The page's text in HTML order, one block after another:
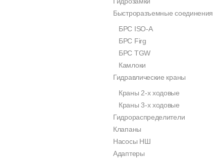
Быстроразъемные соединения
БРС ISO-A
БРС Firg
БРС TGW
Камлоки
Гидравлические краны
Краны 2-х ходовые
Краны 3-х ходовые
Гидрораспределители
Клапаны
Насосы НШ
Адаптеры